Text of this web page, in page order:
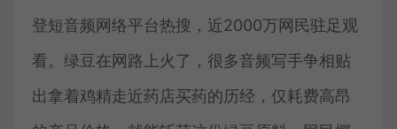
登短音频网络平台热搜，近2000万网民驻足观
看。绿豆在网路上火了，很多音频写手争相贴
出拿着鸡精走近药店买药的历经，仅耗费高昂